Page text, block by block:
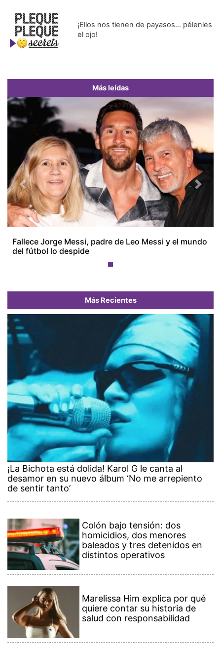
¡Ellos nos tienen de payasos… pélenles
el ojo!
Más leídas
Fallece Jorge Messi, padre de Leo Messi y el mundo
del fútbol lo despide
Previous Next
Más Recientes
¡La Bichota está dolida! Karol G le canta al
desamor en su nuevo álbum ‘No me arrepiento
de sentir tanto’
Colón bajo tensión: dos
homicidios, dos menores
baleados y tres detenidos en
distintos operativos
Marelissa Him explica por qué
quiere contar su historia de
salud con responsabilidad